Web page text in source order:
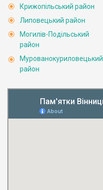
Крижопільський район
Липовецький район
Могилів-Подільський
район
Мурованокуриловецький
район